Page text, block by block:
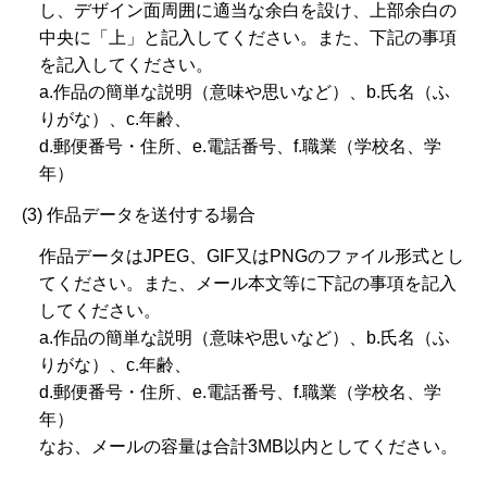
し、デザイン面周囲に適当な余白を設け、上部余白の
中央に「上」と記入してください。また、下記の事項
を記入してください。
a.作品の簡単な説明（意味や思いなど）、b.氏名（ふ
りがな）、c.年齢、
d.郵便番号・住所、e.電話番号、f.職業（学校名、学
年）
(3) 作品データを送付する場合
作品データはJPEG、GIF又はPNGのファイル形式とし
てください。また、メール本文等に下記の事項を記入
してください。
a.作品の簡単な説明（意味や思いなど）、b.氏名（ふ
りがな）、c.年齢、
d.郵便番号・住所、e.電話番号、f.職業（学校名、学
年）
なお、メールの容量は合計3MB以内としてください。